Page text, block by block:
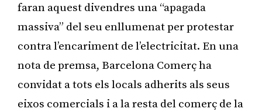
faran aquest divendres una “apagada
massiva” del seu enllumenat per protestar
contra l’encariment de l’electricitat. En una
nota de premsa, Barcelona Comerç ha
convidat a tots els locals adherits als seus
eixos comercials i a la resta del comerç de la